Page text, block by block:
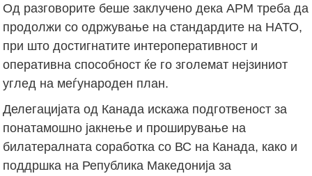
Од разговорите беше заклучено дека АРМ треба да
продолжи со одржување на стандардите на НАТО,
при што достигнатите интероперативност и
оперативна способност ќе го зголемат нејзиниот
углед на меѓународен план.
Делегацијата од Канада искажа подготвеност за
понатамошно јакнење и проширување на
билатералната соработка со ВС на Канада, како и
поддршка на Република Македонија за